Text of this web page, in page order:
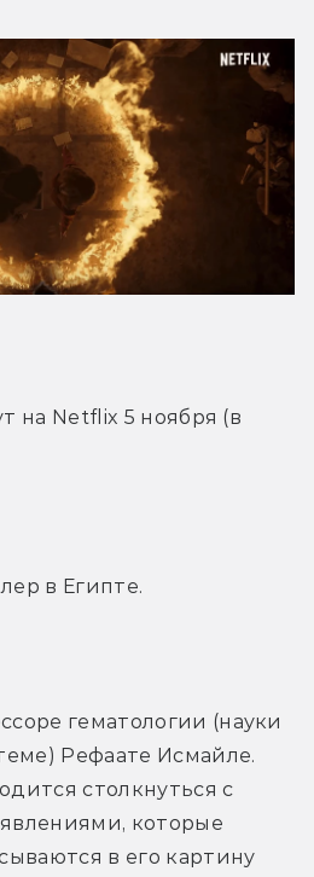
на Netflix 5 ноября (в
в Египте.
гематологии (науки
Рефаате Исмайле.
столкнуться с
которые
в его картину